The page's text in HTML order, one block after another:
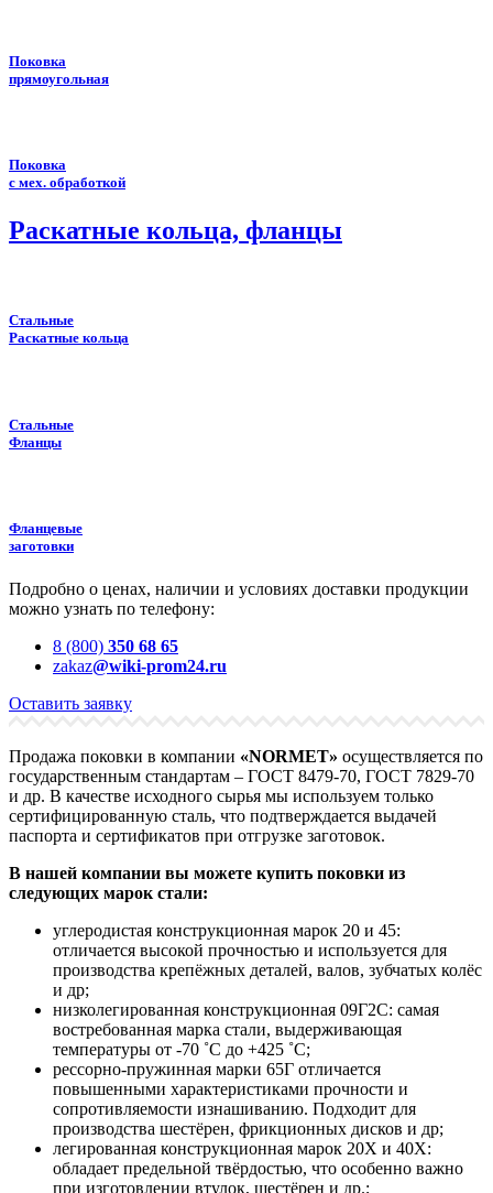
Поковка
прямоугольная
Поковка
с мех. обработкой
Раскатные кольца, фланцы
Стальные
Раскатные кольца
Стальные
Фланцы
Фланцевые
заготовки
Подробно о ценах, наличии и условиях доставки продукции
можно узнать по телефону:
8 (800) 350 68 65
zakaz@wiki-prom24.ru
Оставить заявку
Продажа поковки в компании «NORMET» осуществляется по
государственным стандартам – ГОСТ 8479-70, ГОСТ 7829-70
и др. В качестве исходного сырья мы используем только
сертифицированную сталь, что подтверждается выдачей
паспорта и сертификатов при отгрузке заготовок.
В нашей компании вы можете купить поковки из
следующих марок стали:
углеродистая конструкционная марок 20 и 45:
отличается высокой прочностью и используется для
производства крепёжных деталей, валов, зубчатых колёс
и др;
низколегированная конструкционная 09Г2С: самая
востребованная марка стали, выдерживающая
температуры от -70 ˚С до +425 ˚С;
рессорно-пружинная марки 65Г отличается
повышенными характеристиками прочности и
сопротивляемости изнашиванию. Подходит для
производства шестёрен, фрикционных дисков и др;
легированная конструкционная марок 20Х и 40Х:
обладает предельной твёрдостью, что особенно важно
при изготовлении втулок, шестёрен и др.;